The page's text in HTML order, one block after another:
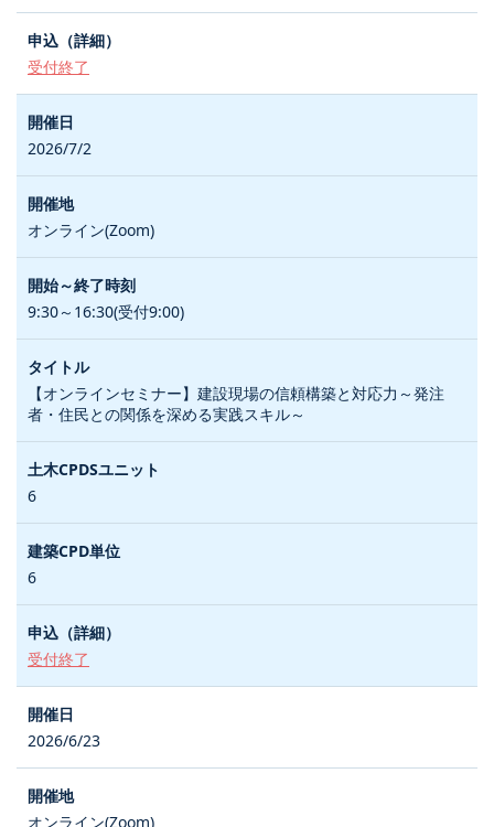
受付終了
2026/7/2
オンライン(Zoom)
9:30～16:30(受付9:00)
【オンラインセミナー】建設現場の信頼構築と対応力～発注
者・住民との関係を深める実践スキル～
6
6
受付終了
2026/6/23
オンライン(Zoom)